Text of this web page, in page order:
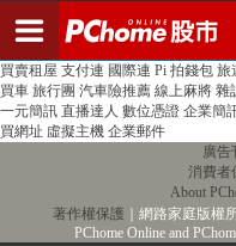
PChome首頁 線上購物 24h購物 書店
買賣租屋 支付連 國際連 Pi 拍錢包 旅
買車 旅行團 汽車險推薦 線上麻將 雜
一元簡訊 直播達人 數位憑證 企業簡
買網址 虛擬主機 企業郵件
廣告
消費者
About
著作權保護 ｜網路家庭版權
PChome Online and